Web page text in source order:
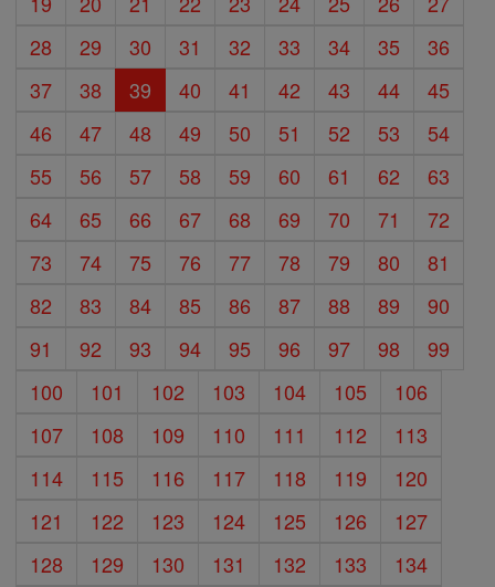
28
29 30 31 32 33 34 35
36
37
38 39 40 41 42 43 44
45
46
47 48 49 50 51 52 53
54
55
56 57 58 59 60 61 62
63
64
65 66 67 68 69 70 71
72
73
74 75 76 77 78 79 80
81
82
83 84 85 86 87 88 89
90
91
92 93 94 95 96 97 98
99
100
101 102 103 104 105
106
107
108 109 110 111 112
113
114
115 116 117 118 119
120
121
122 123 124 125 126
127
128
129 130 131 132 133 134